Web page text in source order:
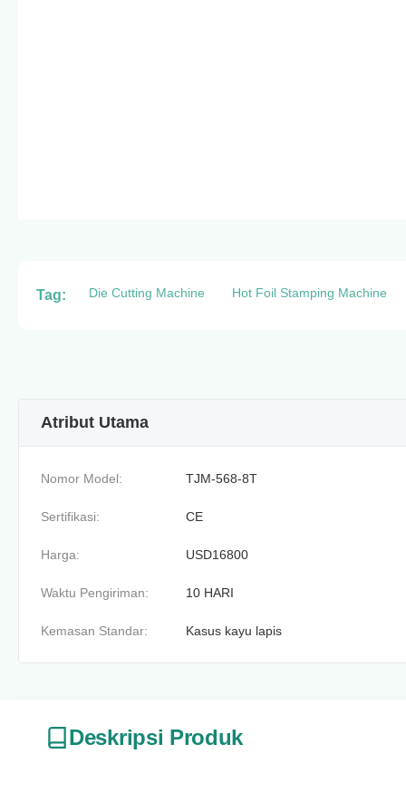
Tag: Die Cutting Machine Hot Foil Stamping Machine
Atribut Utama
Nomor Model: TJM-568-8T
Sertifikasi: CE
Harga: USD16800
Waktu Pengiriman: 10 HARI
Kemasan Standar: Kasus kayu lapis
Deskripsi Produk